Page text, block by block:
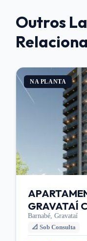
Outros
NA PLANTA
GRAVATAÍ
Barnabé, Gravataí
📐 Sob Consulta